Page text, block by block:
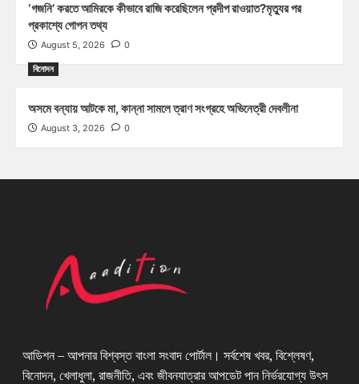
‘গজনি’ করতে আমিরকে কীভাবে রাজি করেছিলেন প্রদীপ রাওয়াত?মৃত্যুর পর
প্রকাশ্যে গোপন তথ্য
August 5, 2026 0
বিনোদন
অসমে বন্যায় আটকে মা, কান্না সামলে ত্রাণ সংগ্রহে অভিনেত্রী দেবলীনা
August 3, 2026 0
আডিশন – আপনার বিশ্বস্ত বাংলা সংবাদ পোর্টাল। সর্বশেষ খবর, বিশ্লেষণ,
বিনোদন, খেলাধুলা, রাজনীতি, এবং জীবনযাত্রার আপডেট পান নির্ভরযোগ্য উৎস